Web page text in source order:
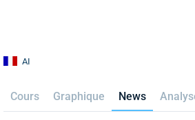
AI
Cours Graphique News